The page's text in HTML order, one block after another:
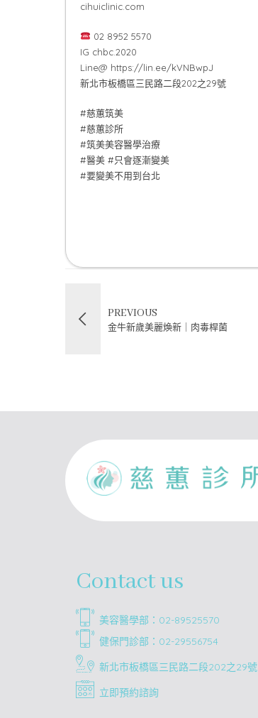
cihuiclinic.com
02 8952 5570
IG chbc.2020
Line@ https://lin.ee/kVNBwpJ
新北市板橋區三民路二段202之29號
#慈蕙筑美
#慈蕙診所
#筑美美容醫學治療
#醫美 #只會逐漸變美
#要變美不用到台北
PREVIOUS
金牛新歲美麗煥新｜肉毒桿菌
Contact us
美容醫學部：02-89525570
健保門診部：02-29556754
新北市板橋區三民路二段202之29號
立即預約諮詢